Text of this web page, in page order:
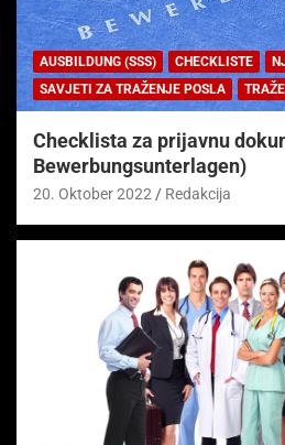
AUSBILDUNG (SSS) CHECKLISTE
SAVJETI ZA TRAŽENJE POSLA
Checklista za prijavnu
Bewerbungsunterlagen)
20. Oktober 2022 Redakcija